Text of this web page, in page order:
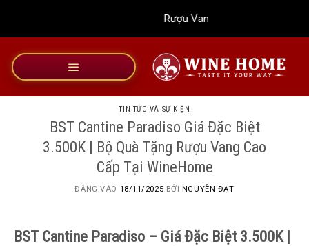
dung
Rượu Vang Wine Home
TIN TỨC VÀ SỰ KIỆN
BST Cantine Paradiso Giá Đặc Biệt
3.500K | Bộ Quà Tặng Rượu Vang Cao
Cấp Tại WineHome
ĐĂNG VÀO 18/11/2025 BỞI NGUYỄN ĐẠT
BST Cantine Paradiso – Giá Đặc Biệt 3.500K |